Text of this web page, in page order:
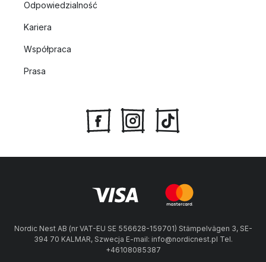
Odpowiedzialność
Kariera
Współpraca
Prasa
Nordic Nest AB (nr VAT-EU SE 556628-159701) Stämpelvägen 3, SE-
394 70 KALMAR, Szwecja E-mail: info@nordicnest.pl Tel.
+46108085387